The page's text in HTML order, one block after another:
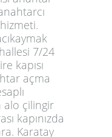
7/24
kapısı
açma
alo çilingir
kapınızda
Karatay